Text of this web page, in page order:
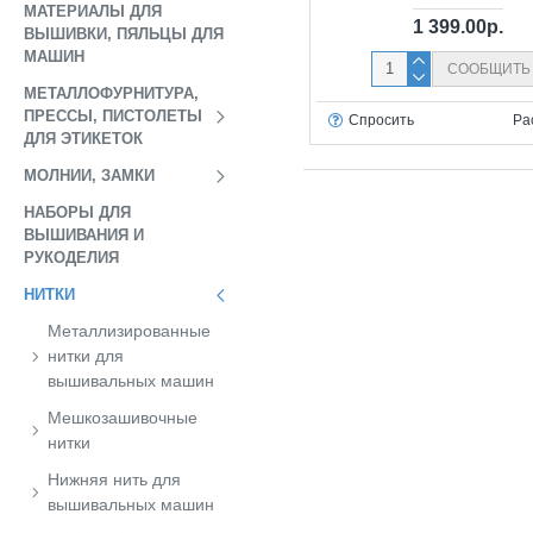
МАТЕРИАЛЫ ДЛЯ
ВЫШИВКИ, ПЯЛЬЦЫ ДЛЯ
МАШИН
МЕТАЛЛОФУРНИТУРА,
ПРЕССЫ, ПИСТОЛЕТЫ
ДЛЯ ЭТИКЕТОК
МОЛНИИ, ЗАМКИ
НАБОРЫ ДЛЯ
ВЫШИВАНИЯ И
РУКОДЕЛИЯ
НИТКИ
Металлизированные
нитки для
вышивальных машин
Мешкозашивочные
нитки
Нижняя нить для
вышивальных машин
1 399.00р.
СООБЩИТЬ
Спросить